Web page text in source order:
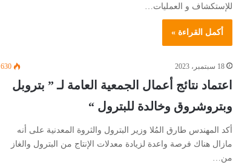
للإستكشاف و العمليات…
أكمل القراءة »
18 سبتمبر، 2023 630
اعتماد نتائج أعمال الجمعية العامة لـ ” بتروبل
وبتروشروق وخالدة للبترول “
أكد المهندس طارق المُلا وزير البترول والثروة المعدنية على أنه
مازال هناك فرصة واعدة لزيادة معدلات الإنتاج من البترول والغاز
من…